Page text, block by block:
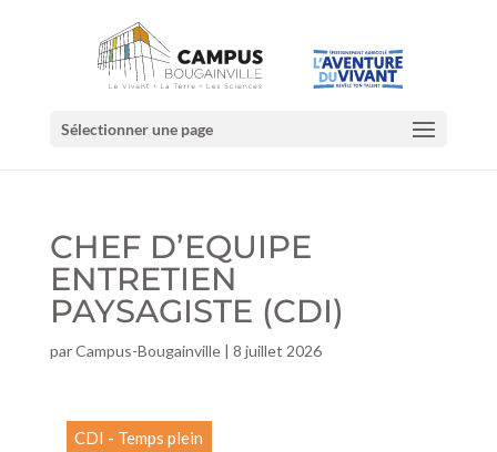
Sélectionner une page
CHEF D’EQUIPE
ENTRETIEN
PAYSAGISTE (CDI)
parCampus-Bougainville| 8 juillet 2026
CDI - Temps plein